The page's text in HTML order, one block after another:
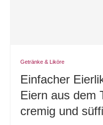
Getränke & Liköre
Einfacher
Eiern aus dem
cremig und